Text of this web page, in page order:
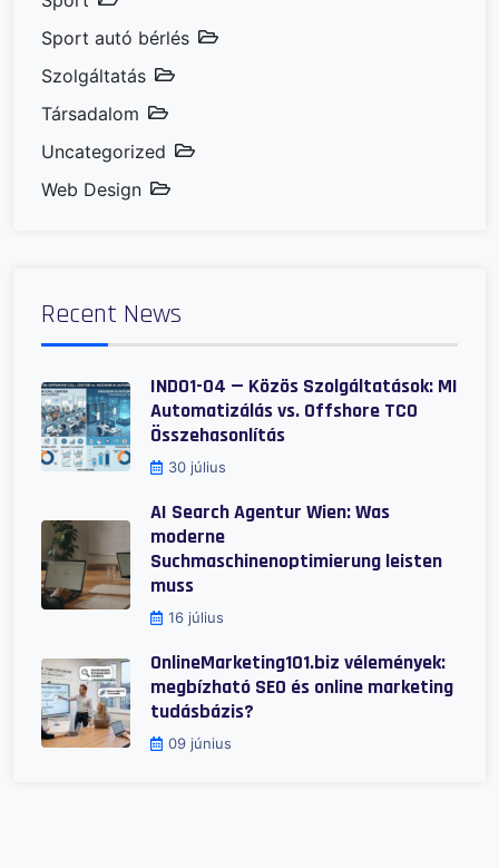
Sport autó bérlés
Szolgáltatás
Társadalom
Uncategorized
Web Design
Recent News
IND01-04 — Közös Szolgáltatások: MI
Automatizálás vs. Offshore TCO
Összehasonlítás
30 július
AI Search Agentur Wien: Was
moderne
Suchmaschinenoptimierung leisten
muss
16 július
OnlineMarketing101.biz vélemények:
megbízható SEO és online marketing
tudásbázis?
09 június